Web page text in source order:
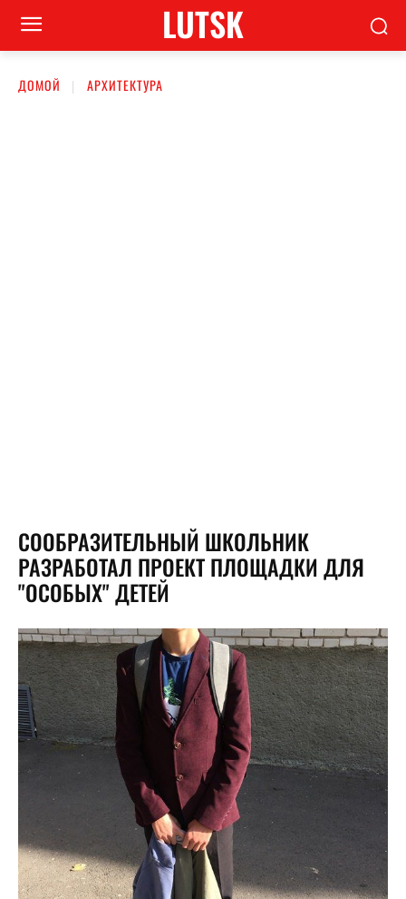
LUTSK
ДОМОЙ АРХИТЕКТУРА
СООБРАЗИТЕЛЬНЫЙ ШКОЛЬНИК
РАЗРАБОТАЛ ПРОЕКТ ПЛОЩАДКИ ДЛЯ
"ОСОБЫХ" ДЕТЕЙ